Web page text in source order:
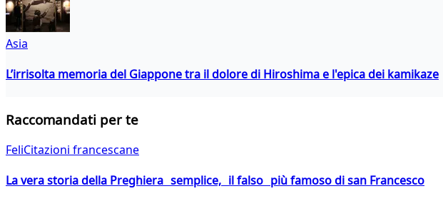
Asia
L’irrisolta memoria del Giappone tra il dolore di Hiroshima e l'epica dei kamikaze
Raccomandati per te
FeliCitazioni francescane
La vera storia della Preghiera semplice, il falso più famoso di san Francesco